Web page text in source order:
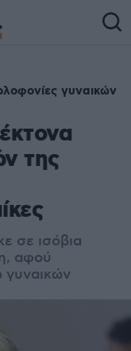
γυναικών
της
σε ισόβια
αφού